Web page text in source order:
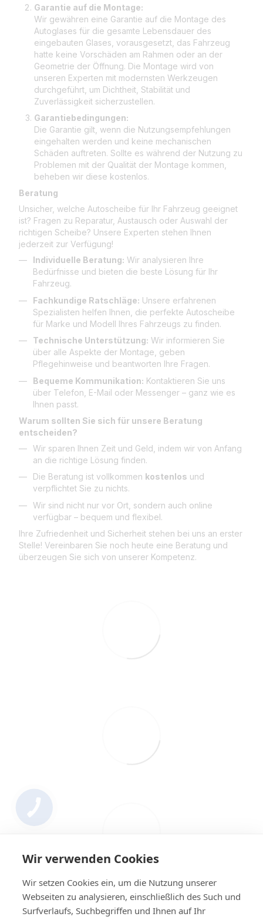
Garantie auf die Montage:
Wir gewähren eine Garantie auf die Montage des
Autoglases für die gesamte Lebensdauer des
eingebauten Glases, vorausgesetzt, das Fahrzeug
hatte keine Vorschäden am Rahmen oder an der
Geometrie der Öffnung. Die Montage wird von
unseren Experten mit modernsten Werkzeugen
durchgeführt, um Dichtheit, Stabilität und
Zuverlässigkeit sicherzustellen.
Garantiebedingungen:
Die Garantie gilt, wenn die Nutzungsempfehlungen
eingehalten werden und keine mechanischen
Schäden auftreten. Sollte es während der Nutzung zu
Problemen mit der Qualität der Montage kommen,
beheben wir diese kostenlos.
Beratung
Unsicher, welche Autoscheibe für Ihr Fahrzeug geeignet
ist? Fragen zu Reparatur, Austausch oder Auswahl der
richtigen Scheibe? Unsere Experten stehen Ihnen
jederzeit zur Verfügung!
Individuelle Beratung: Wir analysieren Ihre
Bedürfnisse und bieten die beste Lösung für Ihr
Fahrzeug.
Fachkundige Ratschläge: Unsere erfahrenen
Spezialisten helfen Ihnen, die perfekte Autoscheibe
für Marke und Modell Ihres Fahrzeugs zu finden.
Technische Unterstützung: Wir informieren Sie
über alle Aspekte der Montage, geben
Pflegehinweise und beantworten Ihre Fragen.
Bequeme Kommunikation: Kontaktieren Sie uns
über Telefon, E-Mail oder Messenger – ganz wie es
Ihnen passt.
Warum sollten Sie sich für unsere Beratung
entscheiden?
Wir sparen Ihnen Zeit und Geld, indem wir von Anfang
an die richtige Lösung finden.
Die Beratung ist vollkommen kostenlos und
verpflichtet Sie zu nichts.
Wir sind nicht nur vor Ort, sondern auch online
verfügbar – bequem und flexibel.
Ihre Zufriedenheit und Sicherheit stehen bei uns an erster
Stelle! Vereinbaren Sie noch heute eine Beratung und
überzeugen Sie sich von unserer Kompetenz.
Wir verwenden Cookies
Wir setzen Cookies ein, um die Nutzung unserer
Webseiten zu analysieren, einschließlich des Such und
Surfverlaufs, Suchbegriffen und Ihnen auf Ihr